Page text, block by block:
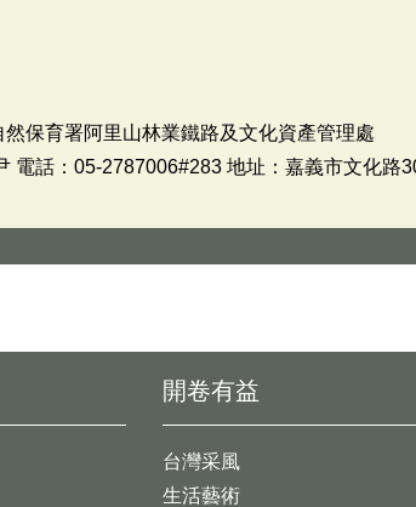
保育署阿里山林業鐵路及文化資產管理處
電話：05-2787006#283 地址：嘉義市文化路
開卷有益
台灣采風
生活藝術